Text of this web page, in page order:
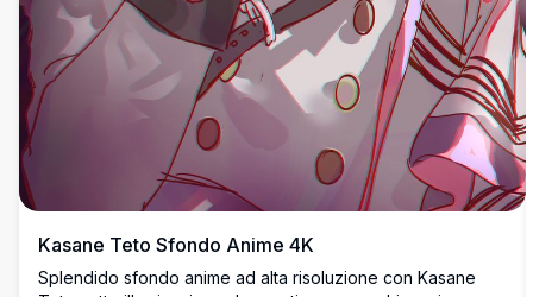
Kasane Teto Sfondo Anime 4K
Splendido sfondo anime ad alta risoluzione con Kasane